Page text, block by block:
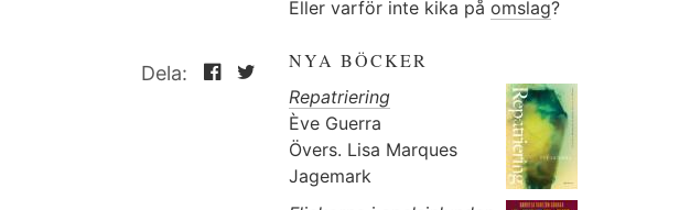
Dela:
Eller varför inte kika på omslag?
NYA BÖCKER
Repatriering
Ève Guerra
Övers. Lisa Marques
Jagemark